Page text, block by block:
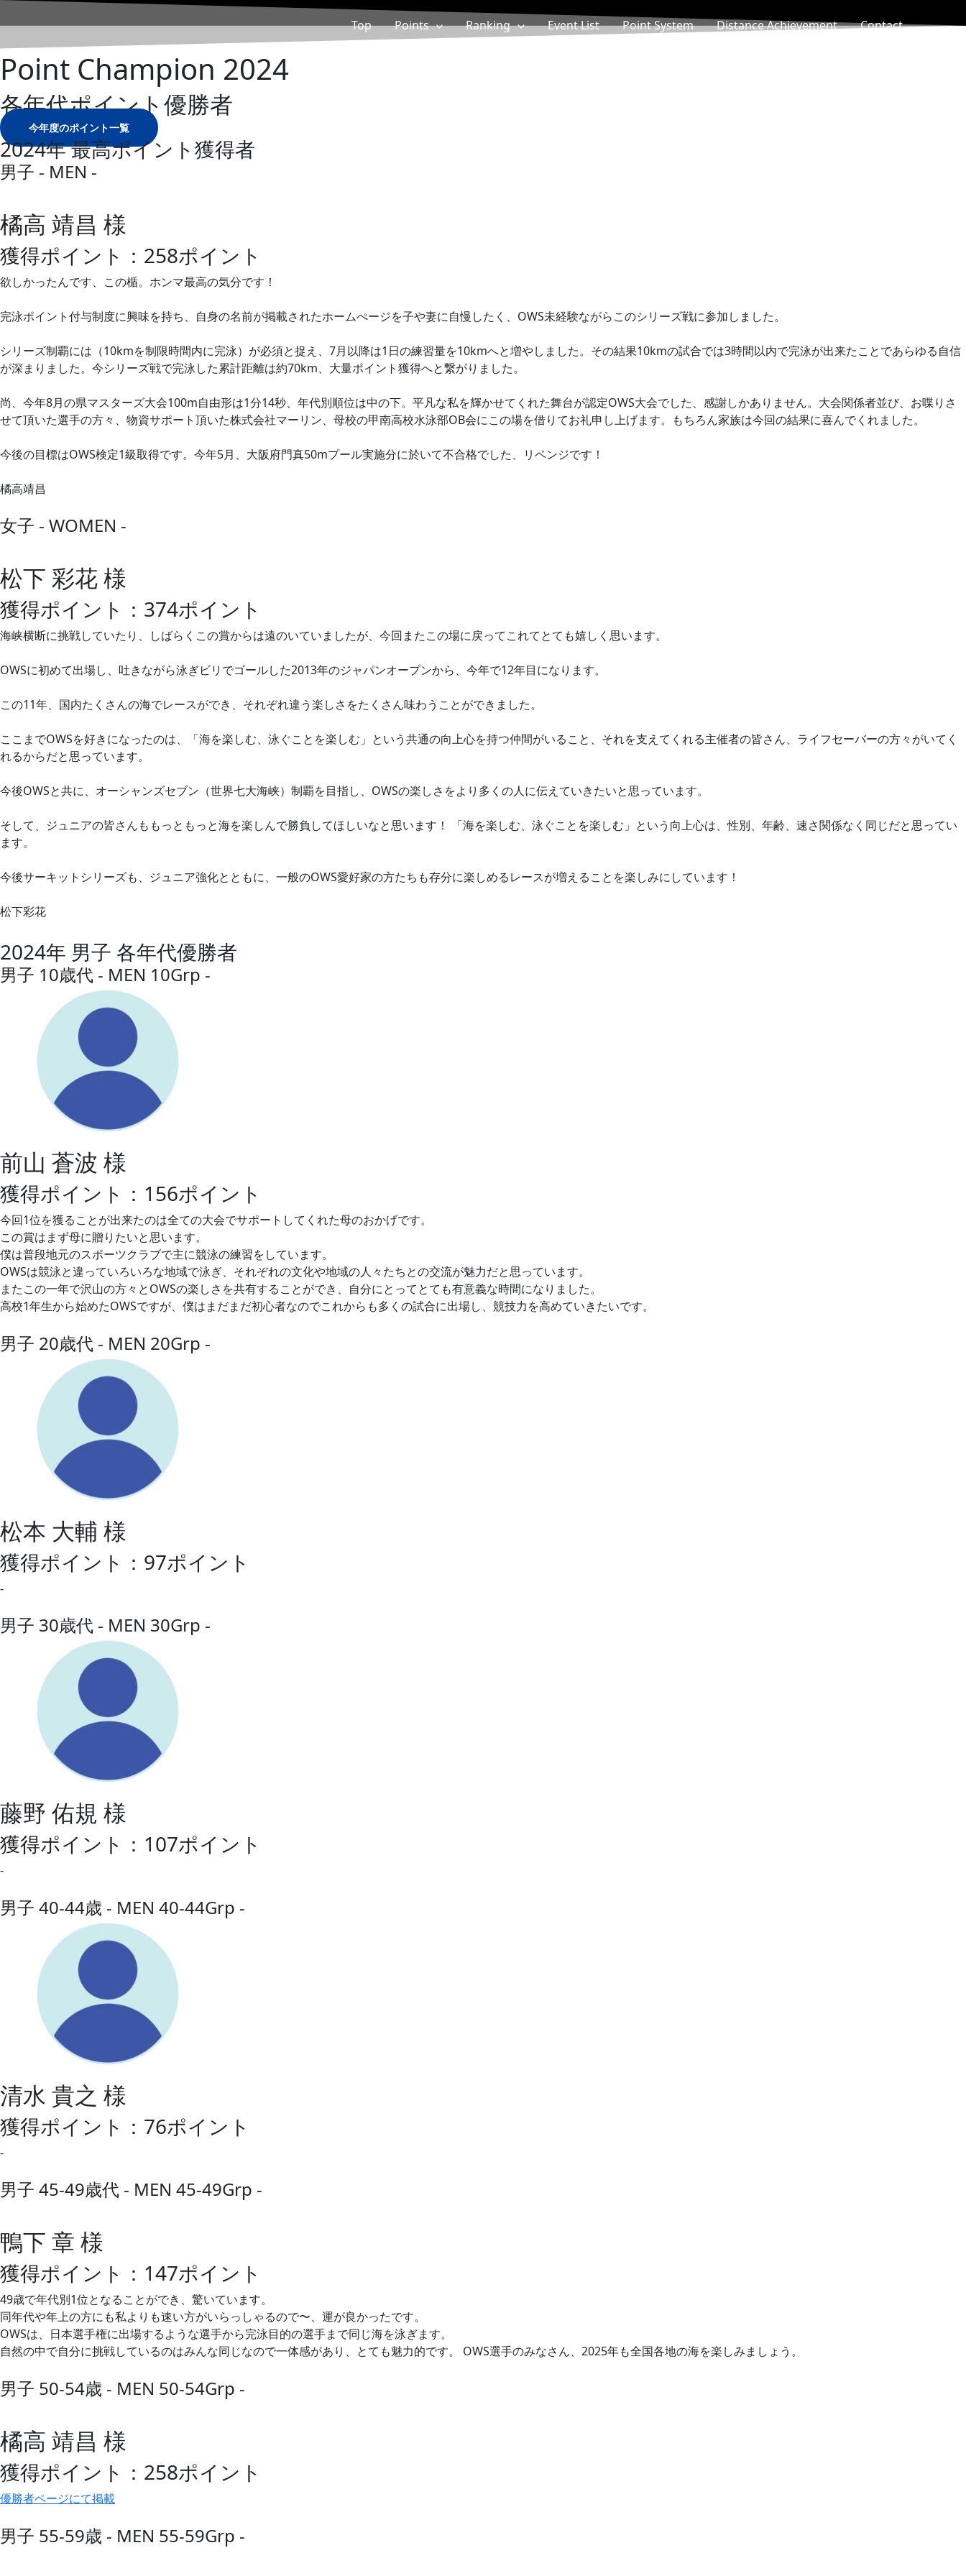
容
ス
キ
ッ
プ
Top Points Ranking Event List Point System Distance Achievement Contact
Point Champion 2024
各年代ポイント優勝者
今年度のポイント一覧
2024年 最高ポイント獲得者
男子 - MEN -
橘高 靖昌 様
獲得ポイント：258ポイント
欲しかったんです、この楯。ホンマ最高の気分です！
完泳ポイント付与制度に興味を持ち、自身の名前が掲載されたホームぺージを子や妻に自慢したく、OWS未経験ながらこのシリーズ戦に参加しました。
シリーズ制覇には（10kmを制限時間内に完泳）が必須と捉え、7月以降は1日の練習量を10kmへと増やしました。その結果10kmの試合では3時間以内で完泳が出来たことであらゆる自信
が深まりました。今シリーズ戦で完泳した累計距離は約70km、大量ポイント獲得へと繋がりました。
尚、今年8月の県マスターズ大会100m自由形は1分14秒、年代別順位は中の下。平凡な私を輝かせてくれた舞台が認定OWS大会でした、感謝しかありません。大会関係者並び、お喋りさ
せて頂いた選手の方々、物資サポート頂いた株式会社マーリン、母校の甲南高校水泳部OB会にこの場を借りてお礼申し上げます。もちろん家族は今回の結果に喜んでくれました。
今後の目標はOWS検定1級取得です。今年5月、大阪府門真50mプール実施分に於いて不合格でした、リベンジです！
橘高靖昌
女子 - WOMEN -
松下 彩花 様
獲得ポイント：374ポイント
海峡横断に挑戦していたり、しばらくこの賞からは遠のいていましたが、今回またこの場に戻ってこれてとても嬉しく思います。
OWSに初めて出場し、吐きながら泳ぎビリでゴールした2013年のジャパンオープンから、今年で12年目になります。
この11年、国内たくさんの海でレースができ、それぞれ違う楽しさをたくさん味わうことができました。
ここまでOWSを好きになったのは、「海を楽しむ、泳ぐことを楽しむ」という共通の向上心を持つ仲間がいること、それを支えてくれる主催者の皆さん、ライフセーバーの方々がいてく
れるからだと思っています。
今後OWSと共に、オーシャンズセブン（世界七大海峡）制覇を目指し、OWSの楽しさをより多くの人に伝えていきたいと思っています。
そして、ジュニアの皆さんももっともっと海を楽しんで勝負してほしいなと思います！ 「海を楽しむ、泳ぐことを楽しむ」という向上心は、性別、年齢、速さ関係なく同じだと思ってい
ます。
今後サーキットシリーズも、ジュニア強化とともに、一般のOWS愛好家の方たちも存分に楽しめるレースが増えることを楽しみにしています！
松下彩花
2024年 男子 各年代優勝者
男子 10歳代 - MEN 10Grp -
前山 蒼波 様
獲得ポイント：156ポイント
今回1位を獲ることが出来たのは全ての大会でサポートしてくれた母のおかげです。
この賞はまず母に贈りたいと思います。
僕は普段地元のスポーツクラブで主に競泳の練習をしています。
OWSは競泳と違っていろいろな地域で泳ぎ、それぞれの文化や地域の人々たちとの交流が魅力だと思っています。
またこの一年で沢山の方々とOWSの楽しさを共有することができ、自分にとってとても有意義な時間になりました。
高校1年生から始めたOWSですが、僕はまだまだ初心者なのでこれからも多くの試合に出場し、競技力を高めていきたいです。
男子 20歳代 - MEN 20Grp -
松本 大輔 様
獲得ポイント：97ポイント
-
男子 30歳代 - MEN 30Grp -
藤野 佑規 様
獲得ポイント：107ポイント
-
男子 40-44歳 - MEN 40-44Grp -
清水 貴之 様
獲得ポイント：76ポイント
-
男子 45-49歳代 - MEN 45-49Grp -
鴨下 章 様
獲得ポイント：147ポイント
49歳で年代別1位となることができ、驚いています。
同年代や年上の方にも私よりも速い方がいらっしゃるので〜、運が良かったです。
OWSは、日本選手権に出場するような選手から完泳目的の選手まで同じ海を泳ぎます。
自然の中で自分に挑戦しているのはみんな同じなので一体感があり、とても魅力的です。 OWS選手のみなさん、2025年も全国各地の海を楽しみましょう。
男子 50-54歳 - MEN 50-54Grp -
橘高 靖昌 様
獲得ポイント：258ポイント
優勝者ページにて掲載
男子 55-59歳 - MEN 55-59Grp -